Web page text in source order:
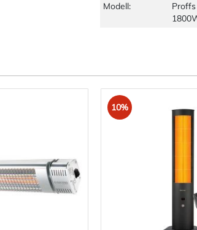
Modell:
10%